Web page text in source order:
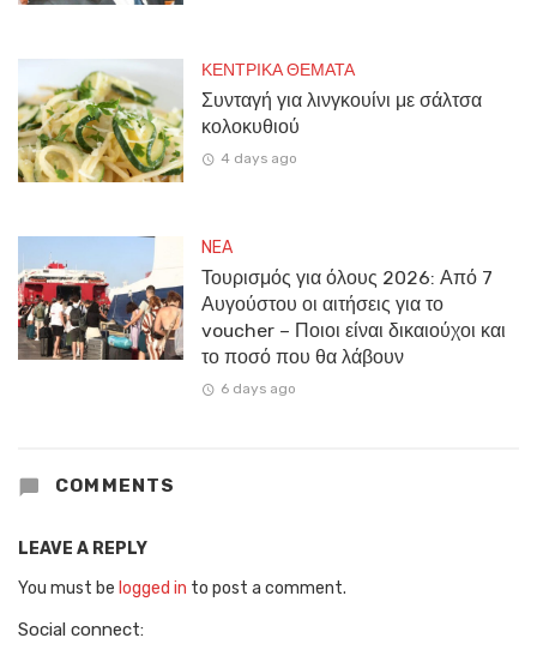
ΚΕΝΤΡΙΚΑ ΘΕΜΑΤΑ
Συνταγή για λινγκουίνι με σάλτσα
κολοκυθιού
4 days ago
NEA
Τουρισμός για όλους 2026: Από 7
Αυγούστου οι αιτήσεις για το
voucher – Ποιοι είναι δικαιούχοι και
το ποσό που θα λάβουν
6 days ago
COMMENTS
LEAVE A REPLY
You must be logged in to post a comment.
Social connect: